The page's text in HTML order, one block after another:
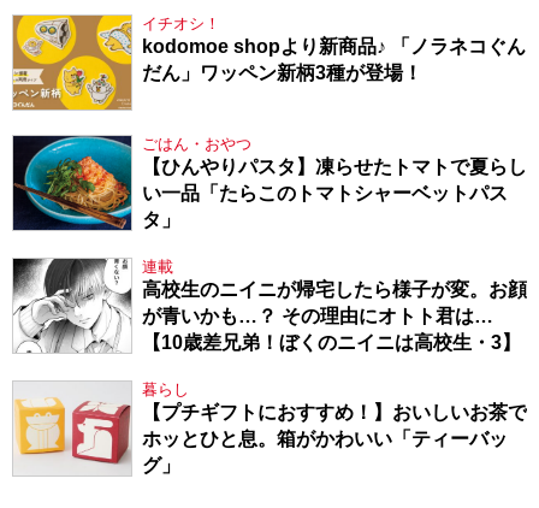
イチオシ！
kodomoe shopより新商品♪ 「ノラネコぐん
だん」ワッペン新柄3種が登場！
ごはん・おやつ
【ひんやりパスタ】凍らせたトマトで夏らし
い一品「たらこのトマトシャーベットパス
タ」
連載
高校生のニイニが帰宅したら様子が変。お顔
が青いかも…？ その理由にオトト君は…
【10歳差兄弟！ぼくのニイニは高校生・3】
暮らし
【プチギフトにおすすめ！】おいしいお茶で
ホッとひと息。箱がかわいい「ティーバッ
グ」